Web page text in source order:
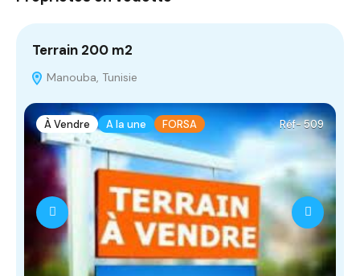
Terrain 200 m2
Manouba, Tunisie
À Vendre A la une FORSA Réf- 509